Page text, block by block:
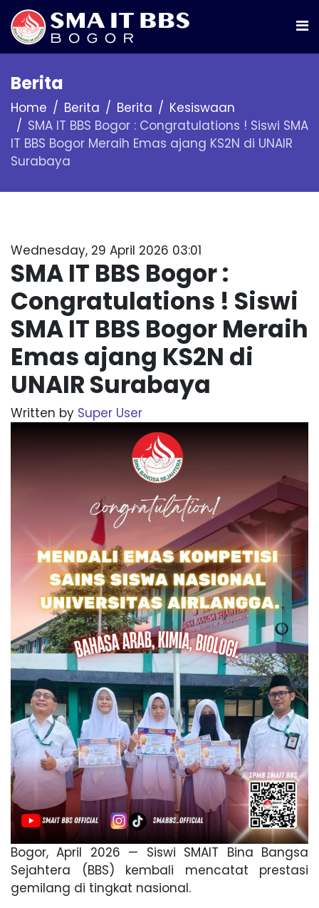
Berita
Home Berita Berita
Kesiswaan
SMA IT BBS Bogor : Congratulations ! Siswi SMA
IT BBS Bogor Meraih Emas ajang KS2N di UNAIR
Surabaya
Wednesday, 29 April 2026 03:01
SMA IT BBS Bogor :
Congratulations ! Siswi
SMA IT BBS Bogor Meraih
Emas ajang KS2N di
UNAIR Surabaya
Written by Super User
Bogor, April 2026 — Siswi SMAIT Bina Bangsa
Sejahtera (BBS) kembali mencatat prestasi
gemilang di tingkat nasional.